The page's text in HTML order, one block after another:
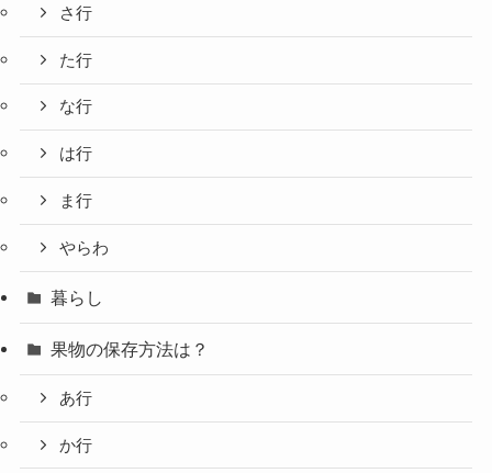
さ行
た行
な行
は行
ま行
やらわ
暮らし
果物の保存方法は？
あ行
か行